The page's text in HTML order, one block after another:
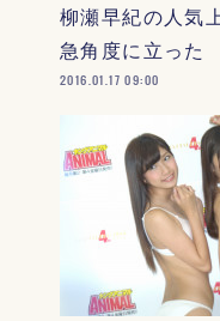
柳瀬早紀の人気
急角度に立った
2016.01.17 09:00